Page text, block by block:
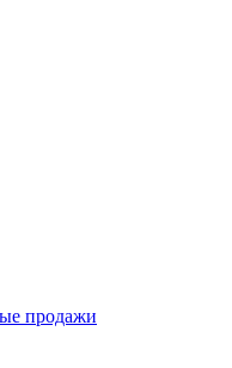
продажи